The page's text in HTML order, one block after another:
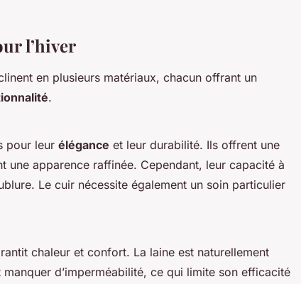
l’hiver
en plusieurs matériaux, chacun offrant un
.
pour leur élégance et leur durabilité. Ils offrent une
une apparence raffinée. Cependant, leur capacité à
Le cuir nécessite également un soin particulier
chaleur et confort. La laine est naturellement
d’imperméabilité, ce qui limite son efficacité